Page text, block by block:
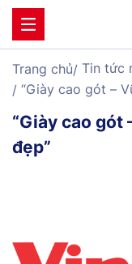
Trang chủ Tin tức
“Giày cao gót –
“Giày cao gót
đẹp”